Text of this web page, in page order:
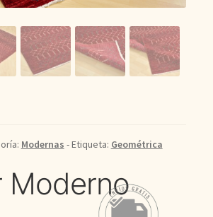
Modernas - Etiqueta: Geométrica
Moderno